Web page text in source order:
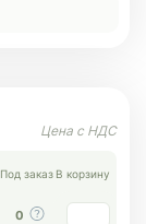
Под заказ В корзину
0